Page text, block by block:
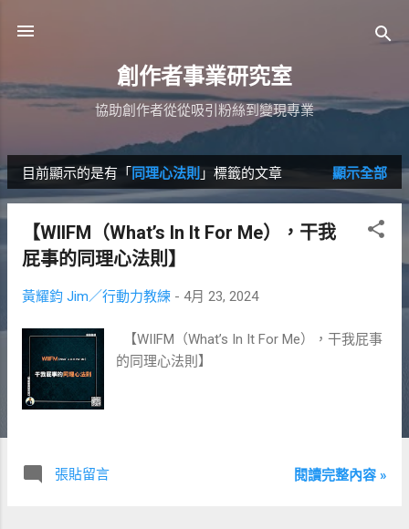
創作者事業研究室
協助創作者從從吸引粉絲到變現專業
發
文
目前顯示的是有「 同理心法則 」標籤的文章 顯示全部
【WIIFM（What’s In It For Me），干我
屁事的同理心法則】
黃耀鈞 Jim／行動力教練 - 4月 23, 2024
【WIIFM（What’s In It For Me），干我屁事
的同理心法則】
張貼留言 閱讀完整內容 »